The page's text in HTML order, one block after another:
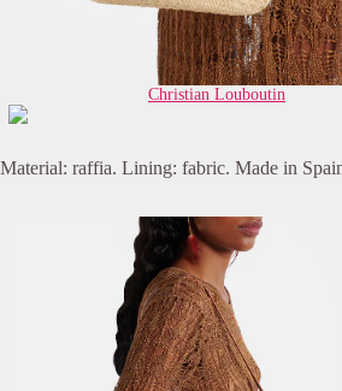
Christian Louboutin
Material: raffia. Lining: fabric. Made in